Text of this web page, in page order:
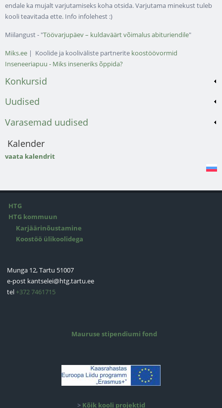
endale ka mujalt varjutamiseks koha otsida. Varjutama minekust tuleb
kooli teavitada ette. Info infolehest :)
Miilangust - "Töövarjupäev – kuldaväärt võimalus abituriendile"
Miks.ee | Koolide ja kooliväliste partnerite koostöövormid
Inseneeriapuu - Miks inseneriks õppida?
Konkursid
Uudised
Varasemad uudised
Kalender
vaata kalendrit
HTG
HTG kommuun
Karjäärinõustamine
Koostöö ülikoolidega
Munga 12, Tartu 51007
e-post kantselei@htg.tartu.ee
tel+372 7461715
Mauruse stipendiumi fond
> Kõik kooli projektid